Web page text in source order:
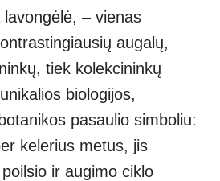
ss
e
n
g
er
ar
e
– vienas
augalų,
tiek kolekcininkų
biologijos,
pasaulio simboliu:
kelerius metus, jis
ir augimo ciklo